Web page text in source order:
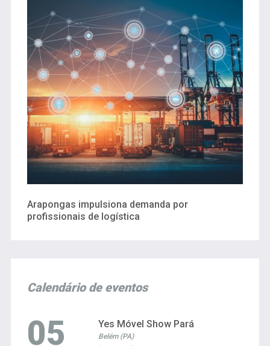
Arapongas impulsiona demanda por
profissionais de logística
Calendário de eventos
05 Yes Móvel Show Pará
Belém (PA)